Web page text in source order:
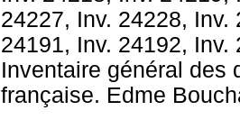
24227, Inv. 24228,
24191, Inv. 24192, Inv.
Inventaire général des
française. Edme